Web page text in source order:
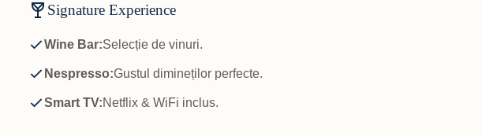
Signature Experience
Wine Bar:Selecție de vinuri.
Nespresso:Gustul dimineților perfecte.
Smart TV:Netflix & WiFi inclus.